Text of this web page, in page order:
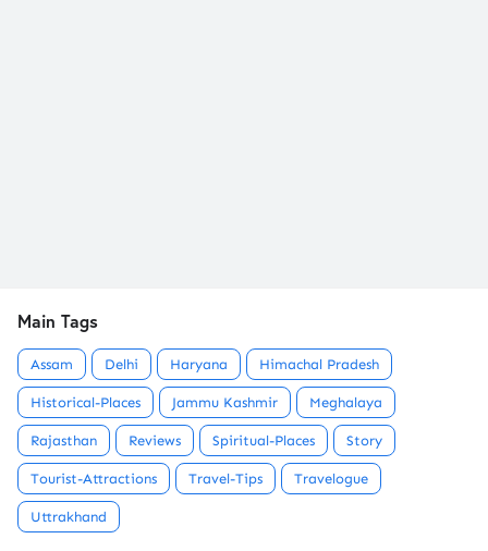
Main Tags
Assam Delhi Haryana Himachal Pradesh
Historical-Places Jammu Kashmir Meghalaya
Rajasthan Reviews Spiritual-Places Story
Tourist-Attractions Travel-Tips Travelogue
Uttrakhand